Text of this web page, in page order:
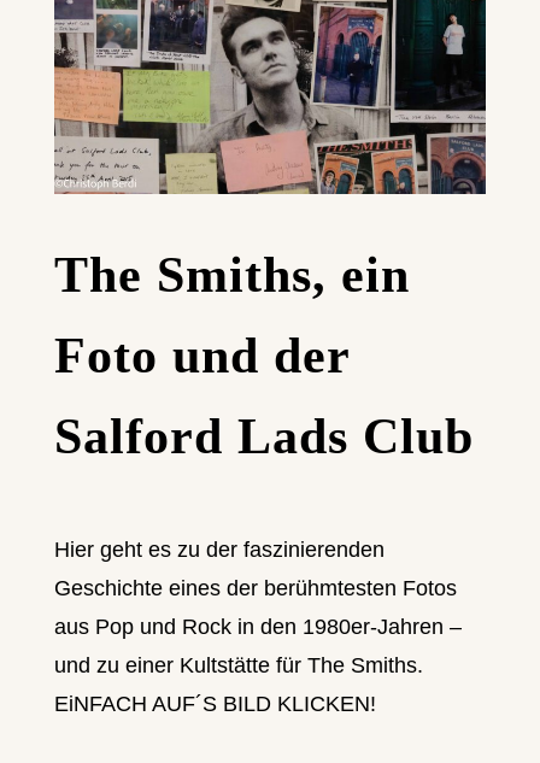
The Smiths, ein
Foto und der
Salford Lads Club
Hier geht es zu der faszinierenden
Geschichte eines der berühmtesten Fotos
aus Pop und Rock in den 1980er-Jahren –
und zu einer Kultstätte für The Smiths.
EiNFACH AUF´S BILD KLICKEN!